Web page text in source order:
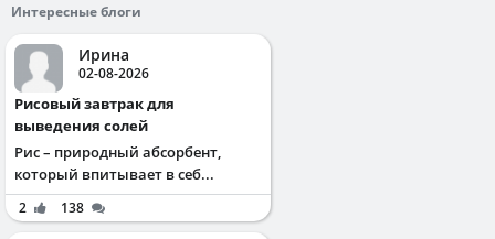
Интересные блоги
Ирина
02-08-2026
Рисовый завтрак для
выведения солей
Рис – природный абсорбент,
который впитывает в себ...
2 138